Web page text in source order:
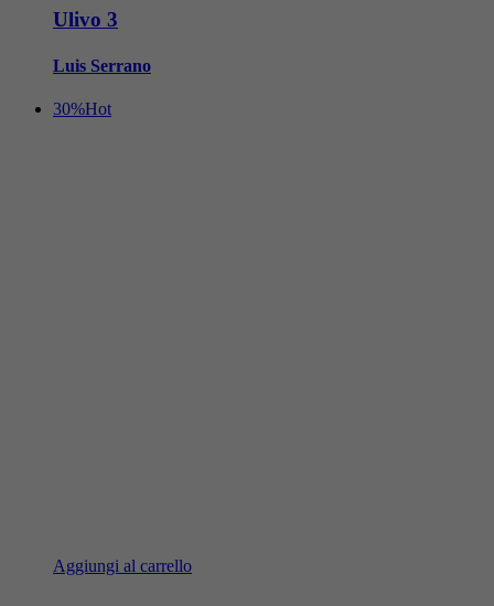
Ulivo 3
Luis Serrano
30%Hot
Aggiungi al carrello